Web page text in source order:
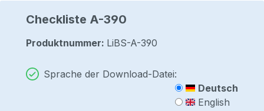
Checkliste A-390
Produktnummer: LiBS-A-390
Sprache der Download-Datei:
Deutsch
English